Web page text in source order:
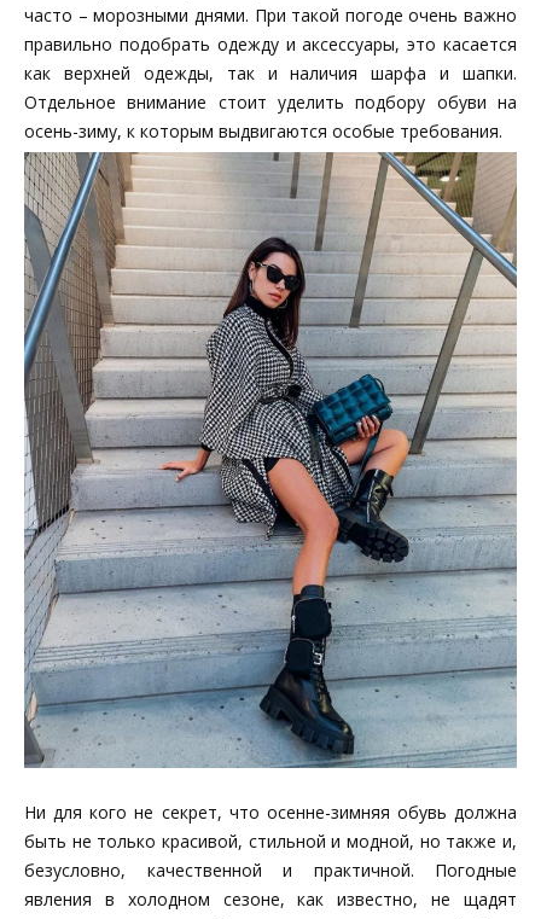
часто – морозными днями. При такой погоде очень важно
правильно подобрать одежду и аксессуары, это касается
как верхней одежды, так и наличия шарфа и шапки.
Отдельное внимание стоит уделить подбору обуви на
осень-зиму, к которым выдвигаются особые требования.
Ни для кого не секрет, что осенне-зимняя обувь должна
быть не только красивой, стильной и модной, но также и,
безусловно, качественной и практичной. Погодные
явления в холодном сезоне, как известно, не щадят